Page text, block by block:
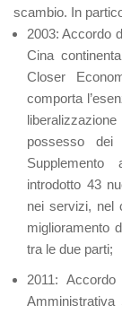
scambio. In
2003: Accordo
Cina
Closer
comporta
possesso
Supplemento
introdotto 43
nei servizi, nel
miglioramento
tra le due parti;
2011: